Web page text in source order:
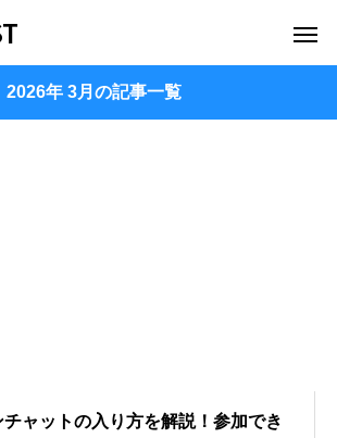
2026年 3月の記事一覧
ャットの入り方を解説！参加でき